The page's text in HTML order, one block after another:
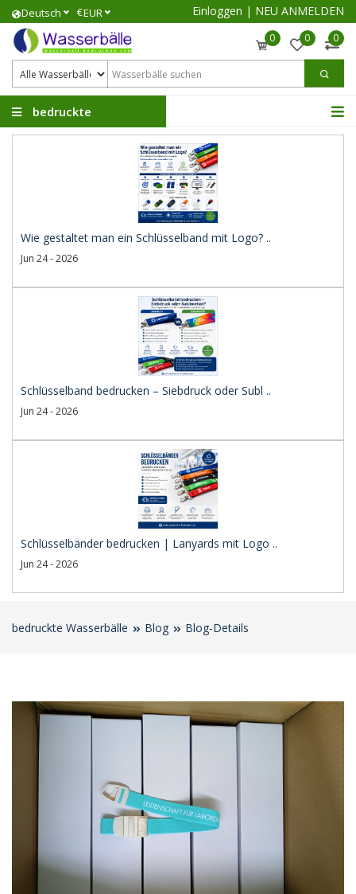
Deutsch €EUR Einloggen | NEU ANMELDEN
0 0 0
bedruckte
Wasserbälle
Wie gestaltet man ein Schlüsselband mit Logo? ..
Jun 24 - 2026
Schlüsselband bedrucken – Siebdruck oder Subl ..
Jun 24 - 2026
Schlüsselbänder bedrucken | Lanyards mit Logo ..
Jun 24 - 2026
bedruckte Wasserbälle Blog Blog-Details